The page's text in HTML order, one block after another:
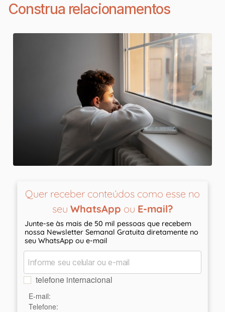
Construa relacionamentos
Quer receber conteúdos como esse no
seu WhatsApp ou E-mail?
Junte-se às mais de 50 mil pessoas que recebem
nossa Newsletter Semanal Gratuita diretamente no
seu WhatsApp ou e-mail
telefone internacional
E-mail:
Telefone: